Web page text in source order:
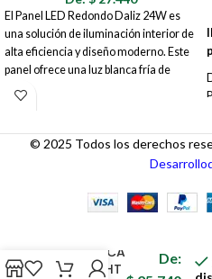
El Panel LED Redondo Daliz 24W es
una solución de iluminación interior de
alta eficiencia y diseño moderno. Este
panel ofrece una luz blanca fría de
6500K, ideal para crear ambientes
áreas de trabajo y más. Su instalación
empotrada proporciona un acabado
adaptándose a diferentes estilos de
© 2025 Todos los derechos
ACUÁTICA
SKY LIGHT
De: